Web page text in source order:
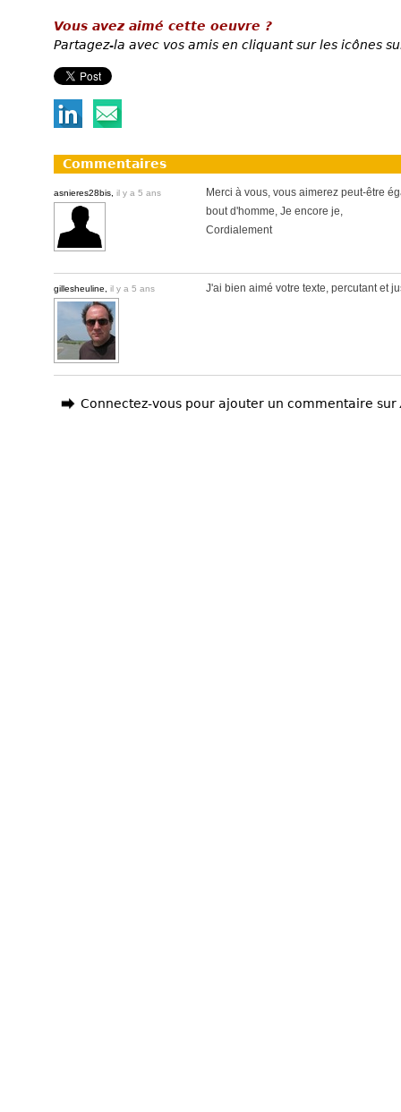
Vous avez aimé cette oeuvre ?
Partagez-la avec vos amis en cliquant sur les icônes
Commentaires
asnieres28bis, il y a 5 ans
Merci à vous, vous aimerez peut-être
bout d'homme, Je encore je,
Cordialement
gillesheuline, il y a 5 ans J'ai bien aimé votre texte, percutant et
Connectez-vous pour ajouter un commentaire sur